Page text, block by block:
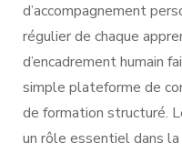
d’accompagnement
régulier de chaque
d’encadrement humain
simple plateforme de
de formation structuré.
un rôle essentiel dans